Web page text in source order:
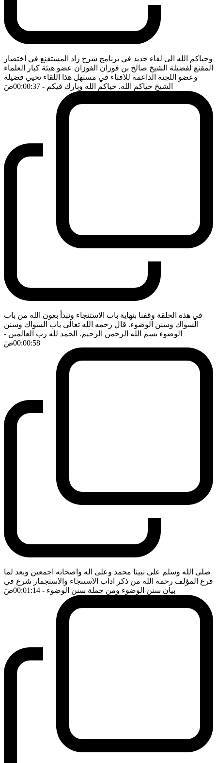
وحياكم الله الى لقاء جديد في برنامج شرح زاد المستقنع في اختصار
المقنع لفضيلة الشيخ صالح بن فوزان الفوزان عضو هيئة كبار العلماء
وعضو اللجنة الداعمة للافتاء في مستهل هذا اللقاء نحيي فضيلة
الشيخ حياكم الله. حياكم الله وبارك فيكم - 00:00:37 ضَ
في هذه الحلقة وقفنا بنهاية باب الاستنجاء ونبدأ بعون الله من باب
السواك وسنن الوضوء. قال رحمه الله تعالى باب السواك وسنن
الوضوء بسم الله الرحمن الرحيم. الحمد لله رب العالمين -
00:00:58ضَ
صلى الله وسلم على نبينا محمد وعلى اله واصحابه اجمعين وبعد لما
فرغ المؤلف رحمه الله من ذكر اداب الاستنجاء والاستجمار شرع في
بيان سنن الوضوء ومن جملة سنن الوضوء - 00:01:14 ضَ